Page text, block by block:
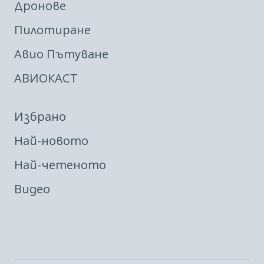
Дронове
Пилотиране
Авио Пътуване
АВИОКАСТ
Избрано
Най-новото
Най-четеното
Видео